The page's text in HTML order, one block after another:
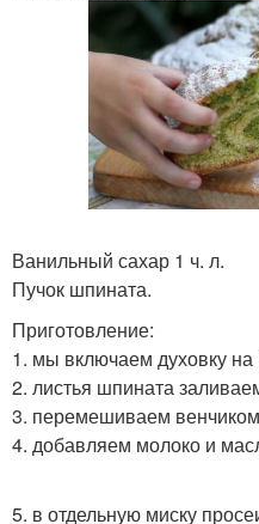
Ванильный сахар 1 ч. л.
Пучок шпината.
Приготовление:
1. мы включаем духовку на
2. листья шпината
3. перемешиваем
4. добавляем молоко и
5. в отдельную миску